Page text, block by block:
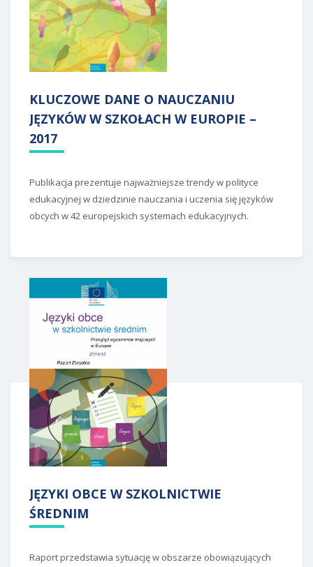
KLUCZOWE DANE O NAUCZANIU
JĘZYKÓW W SZKOŁACH W EUROPIE –
2017
Publikacja prezentuje najważniejsze trendy w polityce
edukacyjnej w dziedzinie nauczania i uczenia się języków
obcych w 42 europejskich systemach edukacyjnych.
JĘZYKI OBCE W SZKOLNICTWIE
ŚREDNIM
Raport przedstawia sytuację w obszarze obowiązujących